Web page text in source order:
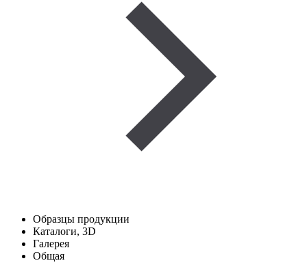
Образцы продукции
Каталоги, 3D
Галерея
Общая